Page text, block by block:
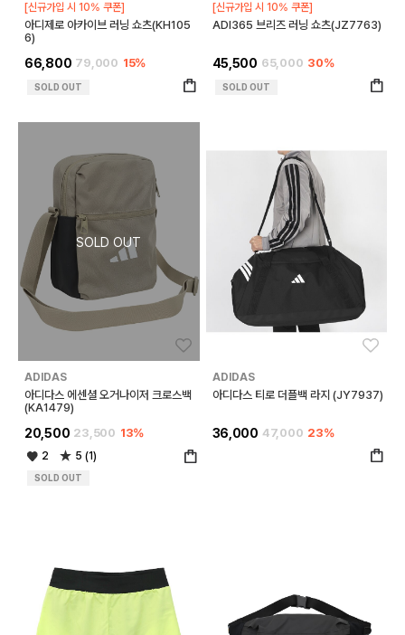
[신규가입 시 10% 쿠폰]
아디제로 아카이브 러닝 쇼츠(KH105
6)
66,800 79,000 15%
SOLD OUT
[신규가입 시 10% 쿠폰]
ADI365 브리즈 러닝 쇼츠(JZ7763)
45,500 65,000 30%
SOLD OUT
ADIDAS
아디다스 에센셜 오거나이저 크로스백
(KA1479)
20,500 23,500 13%
2 5 (1)
SOLD OUT
ADIDAS
아디다스 티로 더플백 라지 (JY7937)
36,000 47,000 23%